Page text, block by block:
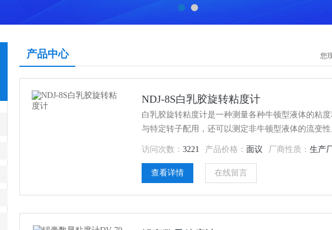
产品中心 您
NDJ-8S白乳胶旋转粘度计
白乳胶旋转粘度计是一种测量各种牛顿型液体的粘
与特定转子配用，还可以测定非牛顿型液体的流变
优点，适用于测量各种油脂、油漆、油墨、涂料、
访问次数： 3221 产品价格： 面议 厂商性质： 生产
查看详情 在线留言